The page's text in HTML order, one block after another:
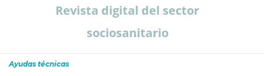
Revista digital del sector
sociosanitario
Ayudas técnicas